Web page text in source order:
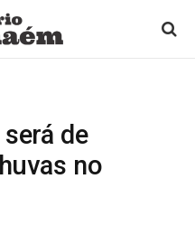
de
no